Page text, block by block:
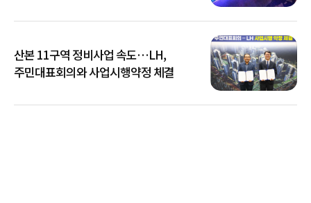
산본 11구역 정비사업 속도…LH,
주민대표회의와 사업시행약정 체결